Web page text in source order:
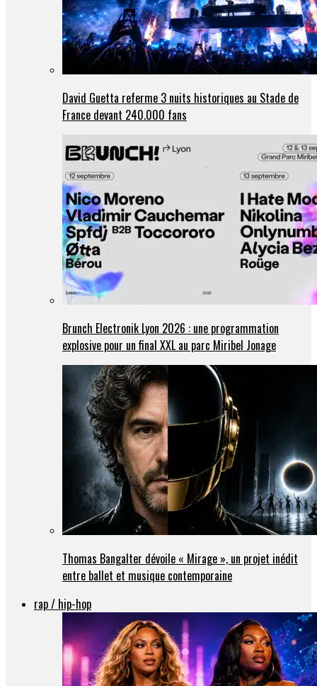
David Guetta referme 3 nuits historiques au Stade de
France devant 240.000 fans
Brunch Electronik Lyon 2026 : une programmation
explosive pour un final XXL au parc Miribel Jonage
Thomas Bangalter dévoile « Mirage », un projet inédit
entre ballet et musique contemporaine
rap / hip-hop